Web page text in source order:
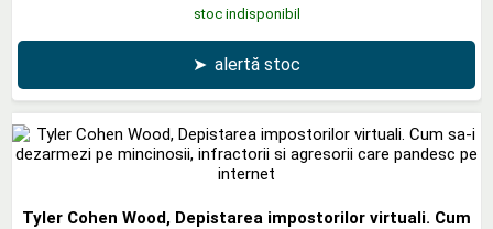
stoc indisponibil
➤ alertă stoc
Tyler Cohen Wood, Depistarea impostorilor virtuali. Cum